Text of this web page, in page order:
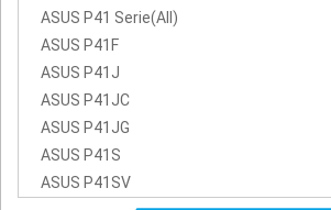
ASUS P41 Serie(All)
ASUS P41F
ASUS P41J
ASUS P41JC
ASUS P41JG
ASUS P41S
ASUS P41SV